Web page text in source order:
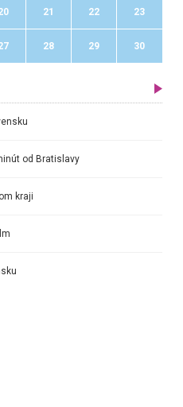
21 22 23
28 29 30
od Bratislavy
kraji